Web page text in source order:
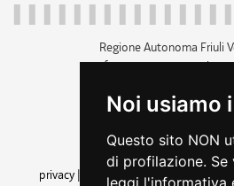
Noi usiamo
Questo sito NON
di profilazione. Se
leggi l'informativa
Regione Autonoma Friuli
c.f. 80014930327; p.iva
+39 040
amministrazione
privacy
cookie |note legali